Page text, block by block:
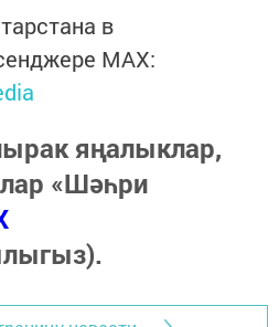
в
MАХ:
яңалыклар,
«Шәһри